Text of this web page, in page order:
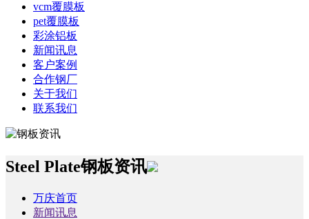
vcm覆膜板
pet覆膜板
彩涂铝板
新闻讯息
客户案例
合作钢厂
关于我们
联系我们
Steel Plate钢板资讯
万庆首页
新闻讯息